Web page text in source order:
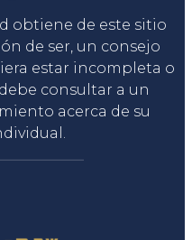
obtiene de este sitio
de ser, un consejo
estar incompleta o
consultar a un
acerca de su